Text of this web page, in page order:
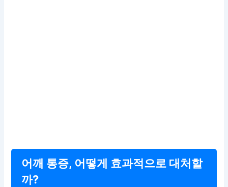
어깨 통증, 어떻게 효과적으로 대처할
까?